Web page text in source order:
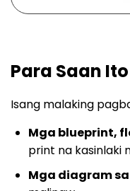
Para Saan
Isang malaking
Mga blueprint,
print na kasinlaki
Mga diagram